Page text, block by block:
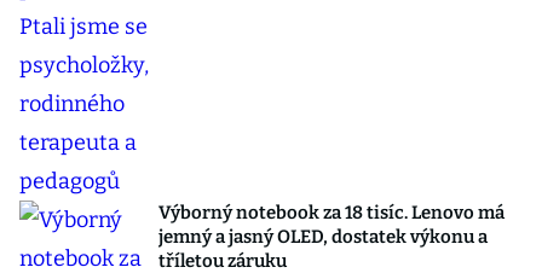
Výborný notebook za 18 tisíc. Lenovo má
jemný a jasný OLED, dostatek výkonu a
tříletou záruku